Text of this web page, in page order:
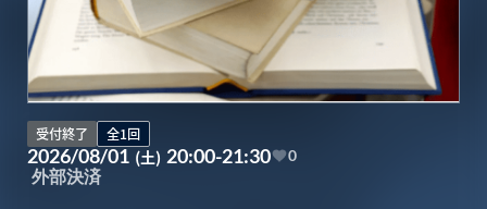
受付終了 全1回
2026/08/01 (土) 20:00-21:30 0
外部決済